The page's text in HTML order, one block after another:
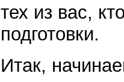
тех из вас,
подготовки.
Итак,